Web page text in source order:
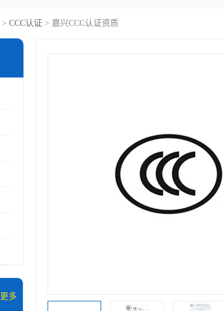
> CCC认证 > 嘉兴CCC认证资质
更多